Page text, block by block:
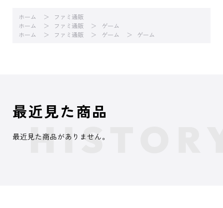
ホーム
ファミ通販
ホーム
ファミ通販
ゲーム
ホーム
ファミ通販 ゲーム ゲーム
最近見た商品
最近見た商品がありません。